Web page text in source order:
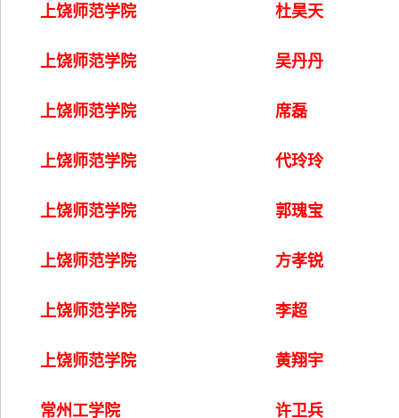
上饶师范学院 杜昊天
上饶师范学院 吴丹丹
上饶师范学院 席磊
上饶师范学院 代玲玲
上饶师范学院 郭瑰宝
上饶师范学院 方孝锐
上饶师范学院 李超
上饶师范学院 黄翔宇
常州工学院 许卫兵